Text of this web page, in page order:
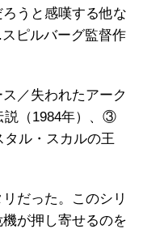
うと感嘆する他な
ピルバーグ監督作
／失われたアーク
説（1984年）、③
ル・スカルの王
だった。このシリ
が押し寄せるのを